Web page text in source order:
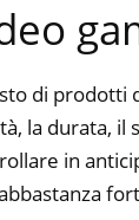
di
la durata,
in